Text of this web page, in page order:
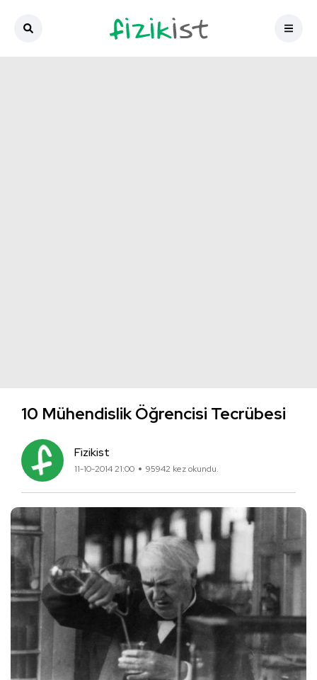
10 Mühendislik Öğrencisi Tecrübesi
Fizikist
11-10-2014 21:00 95942 kez okundu.